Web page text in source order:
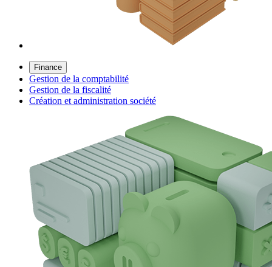
Finance
Gestion de la comptabilité
Gestion de la fiscalité
Création et administration société